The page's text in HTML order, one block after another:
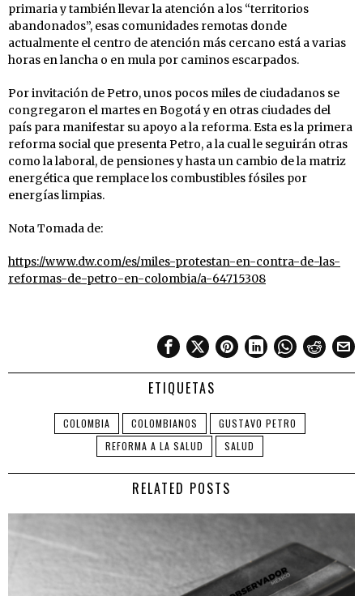
primaria y también llevar la atención a los “territorios
abandonados”, esas comunidades remotas donde
actualmente el centro de atención más cercano está a varias
horas en lancha o en mula por caminos escarpados.
Por invitación de Petro, unos pocos miles de ciudadanos se
congregaron el martes en Bogotá y en otras ciudades del
país para manifestar su apoyo a la reforma. Esta es la primera
reforma social que presenta Petro, a la cual le seguirán otras
como la laboral, de pensiones y hasta un cambio de la matriz
energética que remplace los combustibles fósiles por
energías limpias.
Nota Tomada de:
https://www.dw.com/es/miles-protestan-en-contra-de-las-
reformas-de-petro-en-colombia/a-64715308
ETIQUETAS
COLOMBIA COLOMBIANOS
GUSTAVO PETRO
REFORMA A LA SALUD
SALUD
RELATED POSTS